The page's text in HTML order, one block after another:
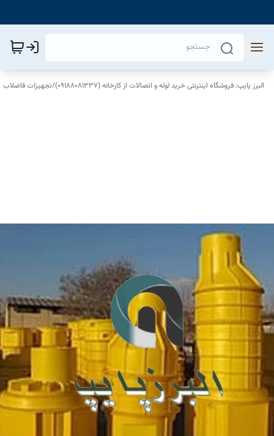
البرز پایپ: فروشگاه اینترنتی خرید لوله و اتصالات از کارخانه (09188081337) /تجهیزات فاضلاب